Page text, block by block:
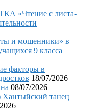
«Чтение с листа-
и мошенники» в
9 класса
факторы в
18/07/2026
08/07/2026
Хантыйский танец